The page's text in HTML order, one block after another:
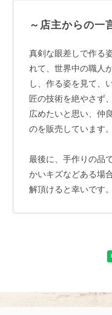
～店主からの一
真剣な眼差しで作る
れて、世界中の職人
し、作る姿を見て、
匠の技術を絶やさず
広めたいと思い、仲
のを販売しています。
最後に、手作りの品
かいキズなどある場
解頂けると幸いです。